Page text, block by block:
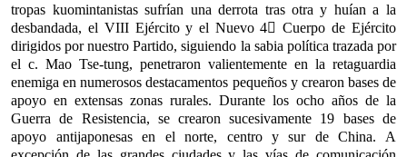
tropas kuomintanistas sufrían una derrota tras otra y huían a la
desbandada, el VIII Ejército y el Nuevo 4 Cuerpo de Ejército
dirigidos por nuestro Partido, siguiendo la sabia política trazada por
el c. Mao Tse-tung, penetraron valientemente en la retaguardia
enemiga en numerosos destacamentos pequeños y crearon bases de
apoyo en extensas zonas rurales. Durante los ocho años de la
Guerra de Resistencia, se crearon sucesivamente 19 bases de
apoyo antijaponesas en el norte, centro y sur de China. A